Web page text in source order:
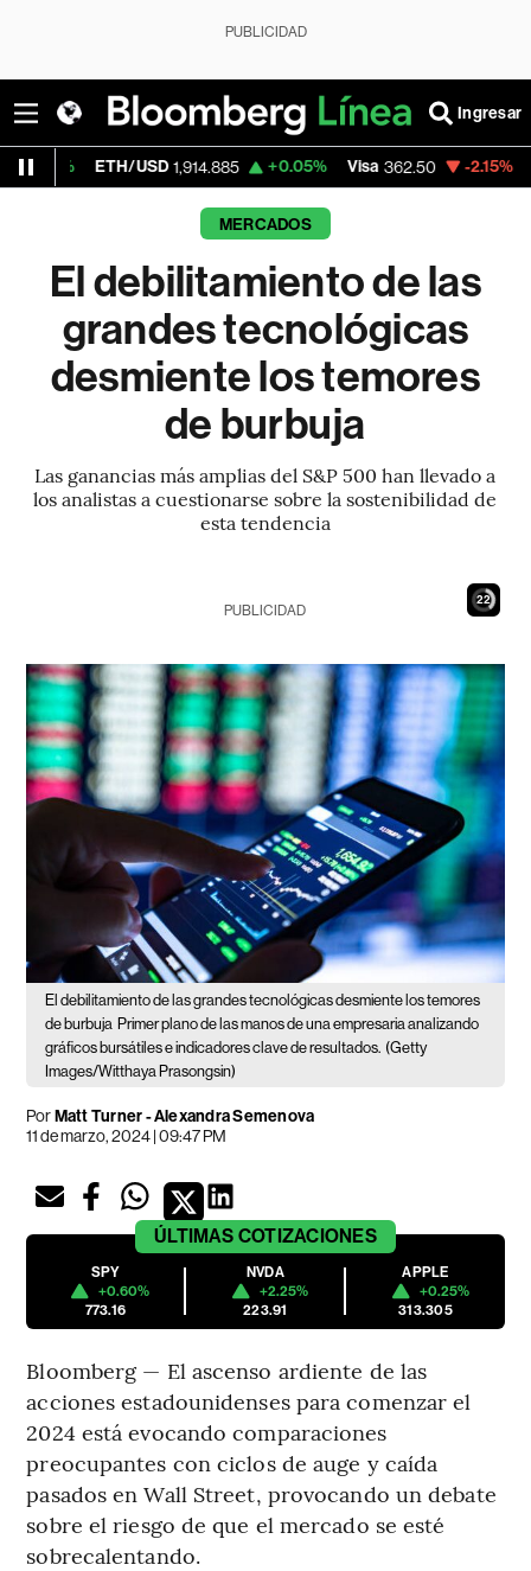
PUBLICIDAD
Ingresar
1,914.885 +0.05% Visa 362.50 -2.15%
MERCADOS
El debilitamiento de las
grandes tecnológicas
desmiente los temores
de burbuja
Las ganancias más amplias del S&P 500 han llevado a
los analistas a cuestionarse sobre la sostenibilidad de
esta tendencia
20
PUBLICIDAD
El debilitamiento de las grandes tecnológicas desmiente los temores
de burbuja Primer plano de las manos de una empresaria analizando
gráficos bursátiles e indicadores clave de resultados. (Getty
Images/Witthaya Prasongsin)
PorMatt Turner - Alexandra Semenova
11 de marzo, 2024 | 09:47 PM
ÚLTIMAS COTIZACIONES
SPY
+0.60%
773.16
NVDA
+2.25%
223.91
APPLE
+0.25%
313.305
Bloomberg — El ascenso ardiente de las
acciones estadounidenses para comenzar el
2024 está evocando comparaciones
preocupantes con ciclos de auge y caída
pasados en Wall Street, provocando un debate
sobre el riesgo de que el mercado se esté
sobrecalentando.